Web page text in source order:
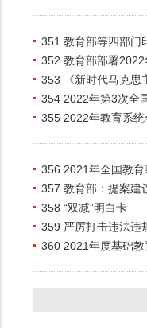
351 教育部等四部门
352 教育部部署
353 《新时代马克思
354 2022年第3次全
355 2022年教育系
356 2021年全国教
357 教育部：提案建
358 “双减”明白卡
359 严厉打击违法违
360 2021年度基础